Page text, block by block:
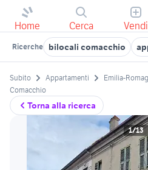
Home Cerca Vendi
Ricerche bilocali comacchio
Torna alla ricerca
Subito Appartamenti Emilia-
Comacchio
1/13